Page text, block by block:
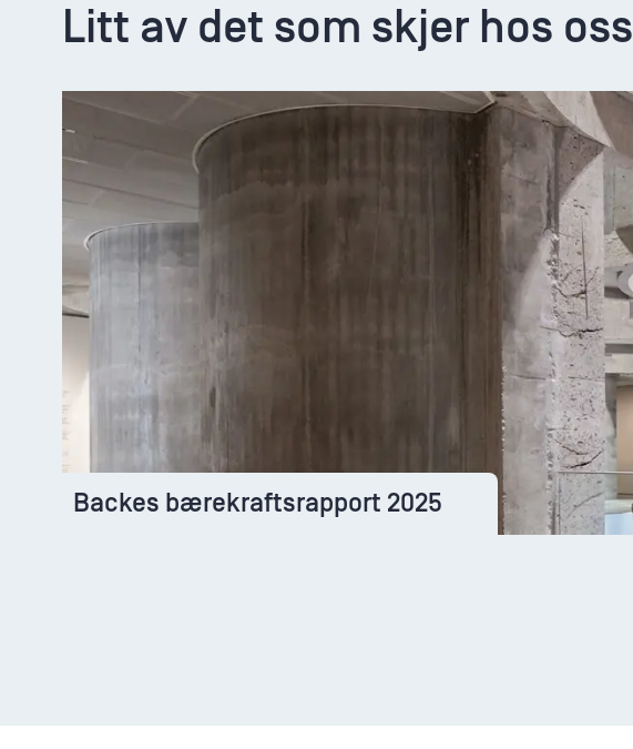
Litt av det som skjer hos oss
Backes bærekraftsrapport 2025